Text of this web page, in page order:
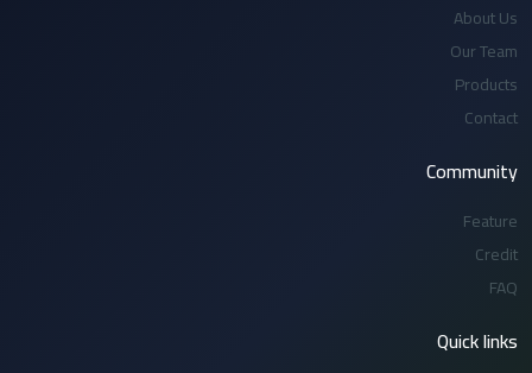
About Us
Our Team
Products
Contact
Community
Feature
Credit
FAQ
Quick links